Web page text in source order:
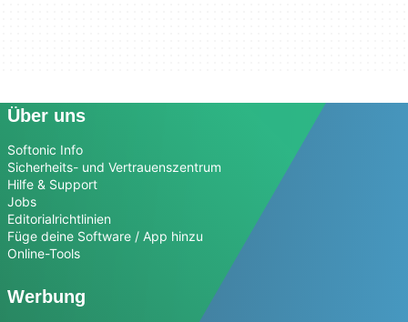
Über uns
Softonic Info
Sicherheits- und Vertrauenszentrum
Hilfe & Support
Jobs
Editorialrichtlinien
Füge deine Software / App hinzu
Online-Tools
Werbung